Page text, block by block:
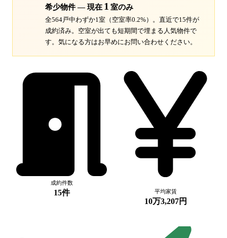
希少物件 — 現在 1 室のみ
全564戸中わずか1室（空室率0.2%）。 直近で15件が
成約済み。空室が出ても短期間で埋まる人気物件で
す。 気になる方はお早めにお問い合わせください。
成約件数
15件 平均家賃
10万3,207円